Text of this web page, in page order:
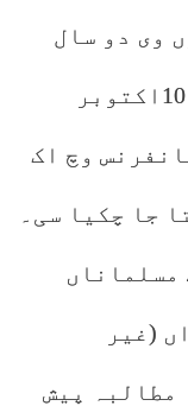
وی دو سال
پہلے قائداعظم دی صدارت وچ 10اکتوبر
کانفرنس وچ اک
جا چکیا سی۔
مسلماناں
(غیر
مطالبہ پیش